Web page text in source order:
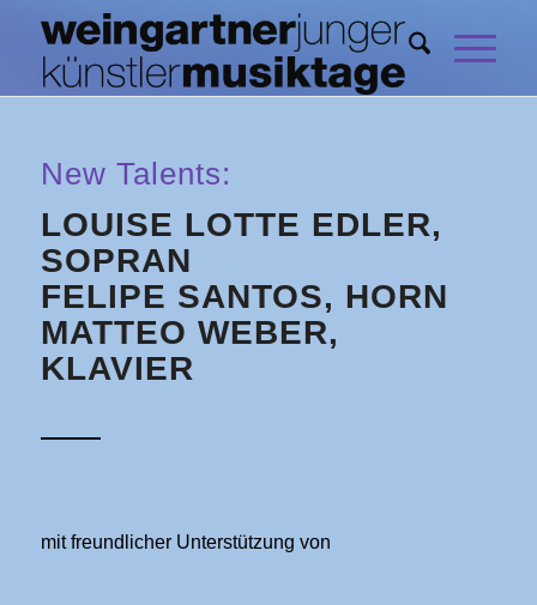
New Talents:
LOUISE LOTTE EDLER,
SOPRAN
FELIPE SANTOS, HORN
MATTEO WEBER,
KLAVIER
mit freundlicher Unterstützung von